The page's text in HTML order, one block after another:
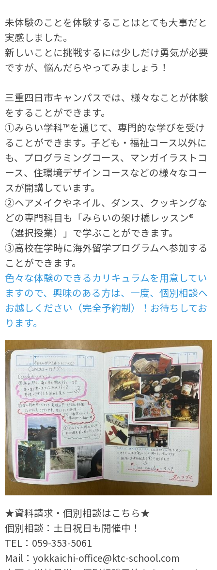
未体験のことを体験することはとても大事だと
実感しました。
新しいことに挑戦するには少しだけ勇気が必要
ですが、悩んだらやってみましょう！
三重四日市キャンパスでは、様々なことが体験
をすることができます。
①みらい学科™を通じて、専門的な学びを受け
ることができます。子ども・福祉コース以外に
も、プログラミングコース、マンガイラストコ
ース、住環境デザインコースなどの様々なコー
スが開講しています。
②ヘアメイクやネイル、ダンス、クッキングな
どの専門科目も「みらいの架け橋レッスン®
（選択授業）」で学ぶことができます。
③高校在学時に海外留学プログラムへ参加する
ことができます。
色々な体験のできるカリキュラムを用意してい
ますので、興味のある方は、一度、個別相談へ
お越しください（完全予約制）！お待ちしてお
ります。
★資料請求・個別相談はこちら★
個別相談：土日祝日も開催中！
TEL：059-353-5061
Mail：yokkaichi-office@ktc-school.com